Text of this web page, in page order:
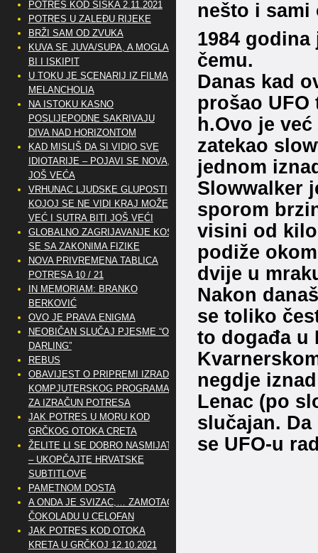
nešto i sami
1984
čemu.
Danas kad
prošao UFO
h.Ovo je
zatekao
jednom
Slowwalker
sporom
visini od
podiže
dvije u
Nakon
se toliko
to događa u
negdje
Lenac (po
slučajan.
se UFO-u
POTRES KOD SISKA 2.11.2021
POTRES U ZALEĐU RIJEKE
BRŽI SAM OD ZVUKA
KUVA SE JUVA/SUPA, A MOGLA
BI I ISKIPIT
U TOKU JE SCENARIJ IZ FILMA
MELANCHOLIA
NA ISTOKU KASNO
POSLIJEPODNE SAKRIVAJU
DIVA NAD HORIZONTOM
KAD MISLIŠ DA SI VIDIO SVE
IDIOTARIJE – POJAVI SE NOVA,..
JOŠ VEĆA
VRHUNAC LJUDSKE GLUPOSTI
KOJOJ SE NE VIDI KRAJ MOŽE
VEĆ I SUTRA BITI JOŠ VEĆI
GLOBALNO ZAGRIJAVANJE KOSI
SE SA ZAKONIMA FIZIKE
NOVA PRIVREMENA TABLICA
POTRESA 10 / 21
IN MEMORIAM: BRANKO
BERKOVIĆ
OVO JE PRAVA ENIGMA
NEOBIČAN SLUČAJ PJESME “OH
DARLING”
REBUS
OBAVIJEST O PRIPREMI IZRADE
KOMPJUTERSKOG PROGRAMA
ZA IZRAČUN POTRESA
JAK POTRES U MORU KOD
GRČKOG OTOKA CRETA
ŽELITE LI SE DOBRO NASMIJATI
– UKOPČAJTE HRVATSKE
SUBTITLOVE
PAMETNOM DOSTA
A ONDA JE SVIZAC,… ZAMOTAO
ČOKOLADU U CELOFAN
JAK POTRES KOD OTOKA
KRETA U GRČKOJ 12.10.2021